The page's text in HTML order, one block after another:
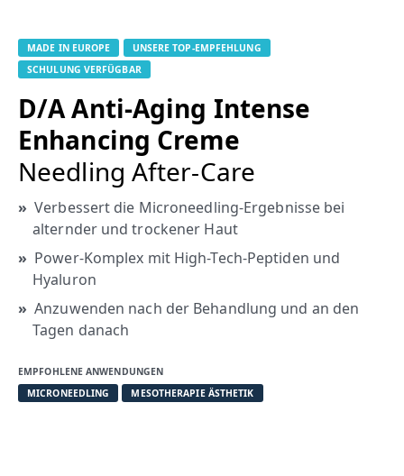
MADE IN EUROPE
UNSERE TOP-EMPFEHLUNG
SCHULUNG VERFÜGBAR
D/A Anti-Aging Intense
Enhancing Creme
Needling After-Care
Verbessert die Microneedling-Ergebnisse bei
alternder und trockener Haut
Power-Komplex mit High-Tech-Peptiden und
Hyaluron
Anzuwenden nach der Behandlung und an den
Tagen danach
EMPFOHLENE ANWENDUNGEN
MICRONEEDLING
MESOTHERAPIE ÄSTHETIK